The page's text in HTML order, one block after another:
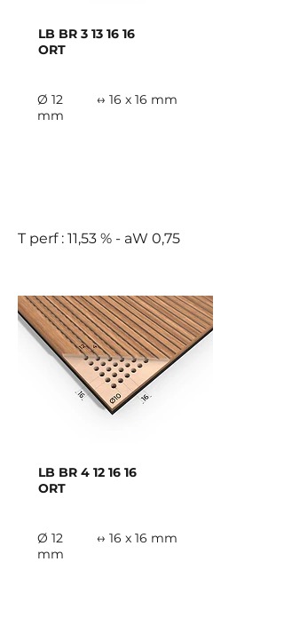
LB BR 3 13 16 16
ORT
Ø 12
mm
↔ 16 x 16 mm
T perf : 11,53 % - aW 0,75
LB BR 4 12 16 16
ORT
Ø 12
mm
↔ 16 x 16 mm